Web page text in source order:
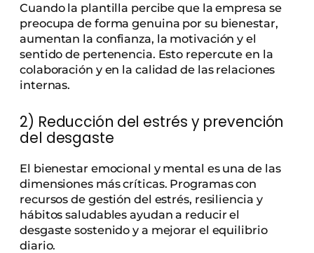
Cuando la plantilla percibe que la empresa se
preocupa de forma genuina por su bienestar,
aumentan la confianza, la motivación y el
sentido de pertenencia. Esto repercute en la
colaboración y en la calidad de las relaciones
internas.
2) Reducción del estrés y prevención
del desgaste
El bienestar emocional y mental es una de las
dimensiones más críticas. Programas con
recursos de gestión del estrés, resiliencia y
hábitos saludables ayudan a reducir el
desgaste sostenido y a mejorar el equilibrio
diario.